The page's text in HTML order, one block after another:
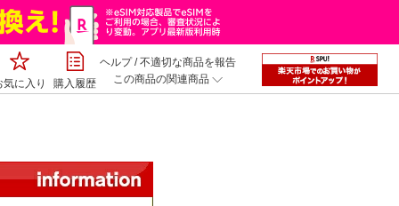
気に入り 購入履歴
ヘルプ/不適切な商品を報告
この商品の関連商品